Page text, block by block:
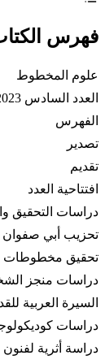
فهرس
علوم المخطوط
العدد السادس 2023
الفهرس
تصدير
تقديم
افتتاحية العدد
دراسات التحقيق
تحزيب أبي صفوان حُميد بن قيس الأعرج المكي (ت: 130
تحقيق مخطوطات
دراسات منجز
السيرة العربية
دراسات
دراسة أثرية لفنون الكتاب